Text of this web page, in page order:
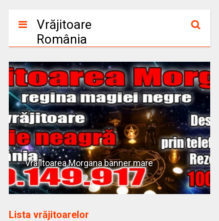
Vrăjitoare
România
Vrajitoarea Morgana banner mare
Lista vrăjitoarelor